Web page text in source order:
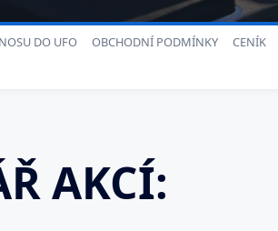
DO UFO OBCHODNÍ PODMÍNKY CENÍK
AKCÍ: